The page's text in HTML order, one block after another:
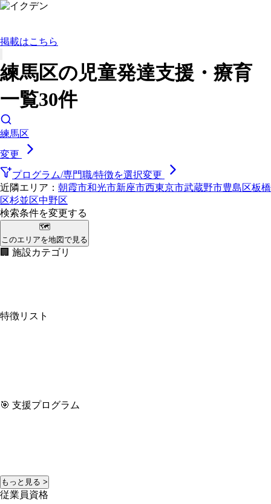
掲載はこちら
練馬区の児童発達支援・療育
一覧30件
練馬区
変更
プログラム/専門職/特徴を選択変更
近隣エリア： 朝霞市和光市新座市西東京市武蔵野市豊島区板橋
区杉並区中野区
検索条件を変更する
🗺
このエリアを地図で見る
🏢 施設カテゴリ
特徴リスト
🎯 支援プログラム
もっと見る >
従業員資格